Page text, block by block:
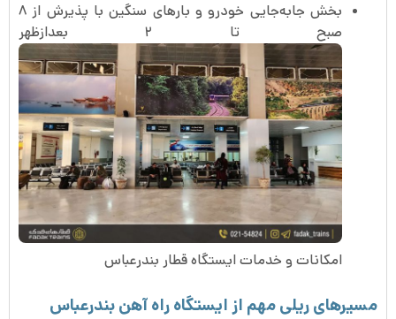
بخش جابه‌جایی خودرو و بارهای سنگین با پذیرش از ۸
صبح تا ۲ بعدازظهر
امکانات و خدمات ایستگاه قطار بندرعباس
مسیرهای ریلی مهم از ایستگاه راه آهن بندرعباس